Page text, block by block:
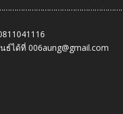
ธ์ได้ที่ 006aung@gmail.com